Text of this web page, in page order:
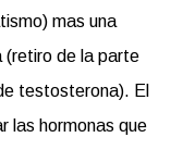
mas una
(retiro de la parte
testosterona). El
las hormonas que